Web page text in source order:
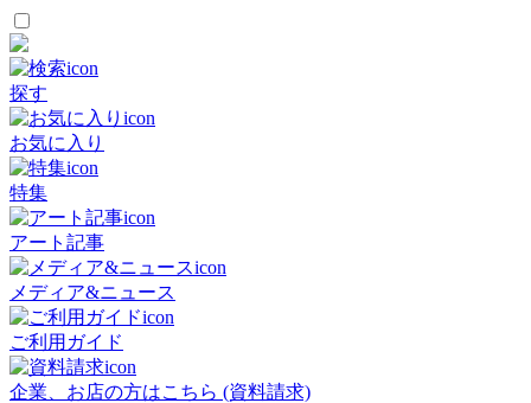
探す
お気に入り
特集
アート記事
メディア&ニュース
ご利用ガイド
企業、お店の方はこちら (資料請求)